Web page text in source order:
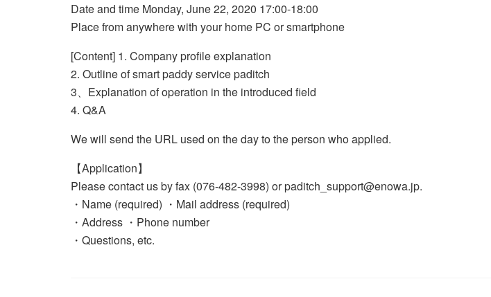
Date and time Monday, June 22, 2020 17:00-18:00
Place from anywhere with your home PC or smartphone
[Content] 1. Company profile explanation
2. Outline of smart paddy service paditch
3、Explanation of operation in the introduced field
4. Q&A
We will send the URL used on the day to the person who applied.
【Application】
Please contact us by fax (076-482-3998) or paditch_support@enowa.jp.
・Name (required) ・Mail address (required)
・Address ・Phone number
・Questions, etc.